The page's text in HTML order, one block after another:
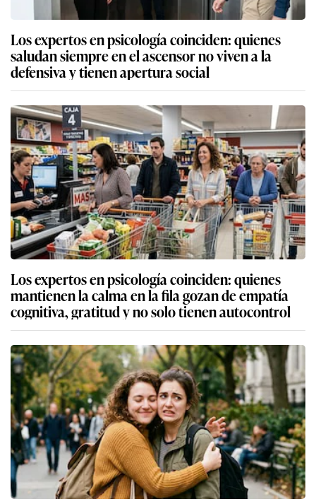
Los expertos en psicología coinciden: quienes
saludan siempre en el ascensor no viven a la
defensiva y tienen apertura social
Los expertos en psicología coinciden: quienes
mantienen la calma en la fila gozan de empatía
cognitiva, gratitud y no solo tienen autocontrol